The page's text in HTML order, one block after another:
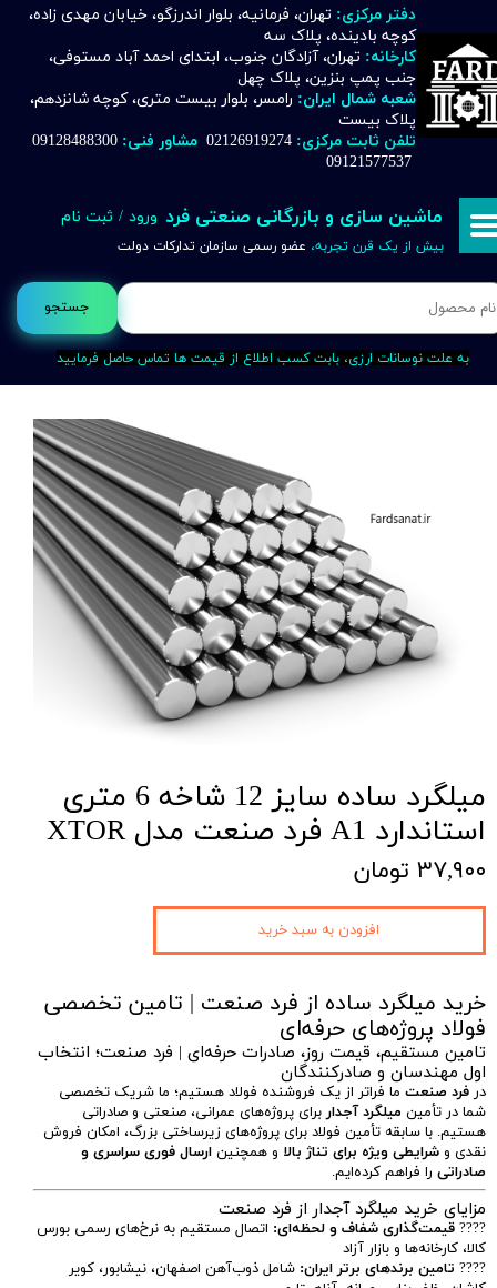
جستجو
دفتر مرکزی: تهران، فرمانیه، بلوار اندرزگو، خیابان مهدی زاده،
کوچه بادینده، پلاک سه
کارخانه: تهران، آزادگان جنوب، ابتدای احمد آباد مستوفی،
جنب پمپ بنزین، پلاک چهل
شعبه شمال ایران: رامسر، بلوار بیست متری، کوچه شانزدهم،
پلاک بیست
تلفن ثابت مرکزی: 02126919274 مشاور فنی:
09121577537
ماشین سازی و بازرگانی صنعتی فرد
بیش از یک قرن تجربه، عضو رسمی سازمان تدارکات دولت
ورود / ثبت نام
حساب کاربری من
تغییر گذر واژه
خروج از حساب کاربری
به علت نوسانات ارزی، بابت کسب اطلاع از قیمت ها تماس حاصل فرمایید
میلگرد ساده سایز 12 شاخه 6 متری
استاندارد A1 فرد صنعت مدل XTOR
۳۷,۹۰۰ تومان
خرید میلگرد ساده از فرد صنعت | تامین تخصصی
فولاد پروژه‌های حرفه‌ای
تامین مستقیم، قیمت روز، صادرات حرفه‌ای | فرد صنعت؛ انتخاب
اول مهندسان و صادرکنندگان
در فرد صنعت ما فراتر از یک فروشنده فولاد هستیم؛ ما شریک تخصصی
شما در تأمین میلگرد آجدار برای پروژه‌های عمرانی، صنعتی و صادراتی
هستیم. با سابقه تأمین فولاد برای پروژه‌های زیرساختی بزرگ، امکان فروش
نقدی و شرایطی ویژه برای تناژ بالا و همچنین ارسال فوری سراسری و
صادراتی را فراهم کرده‌ایم.
مزایای خرید میلگرد آجدار از فرد صنعت
???? قیمت‌گذاری شفاف و لحظه‌ای: اتصال مستقیم به نرخ‌های رسمی بورس
کالا، کارخانه‌ها و بازار آزاد
???? تامین برندهای برتر ایران: شامل ذوب‌آهن اصفهان، نیشابور، کویر
افزودن به سبد خرید